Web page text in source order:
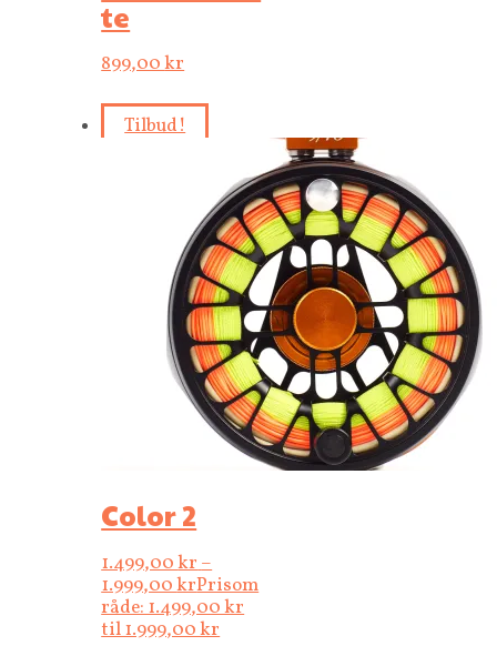
te
899,00kr
Tilbud!
Color 2
1.499,00kr–
1.999,00krPrisom
råde: 1.499,00 kr
til 1.999,00 kr